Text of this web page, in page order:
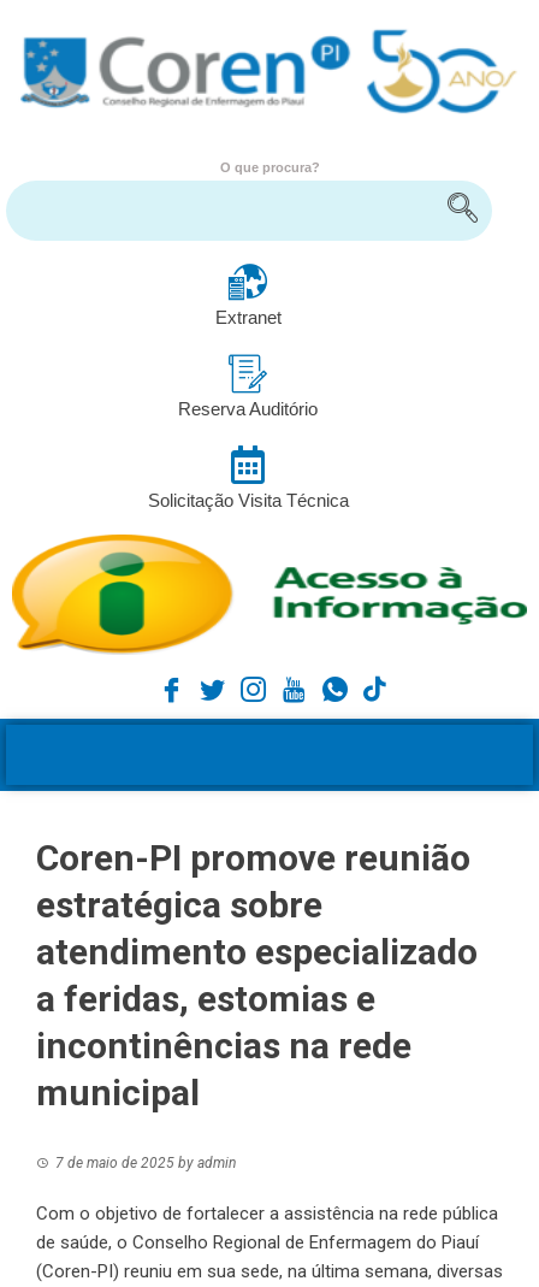
O que procura?
Extranet
Reserva Auditório
Solicitação Visita Técnica
Coren-PI promove reunião
estratégica sobre
atendimento especializado
a feridas, estomias e
incontinências na rede
municipal
7 de maio de 2025 by admin
Com o objetivo de fortalecer a assistência na rede pública
de saúde, o Conselho Regional de Enfermagem do Piauí
(Coren-PI) reuniu em sua sede, na última semana, diversas